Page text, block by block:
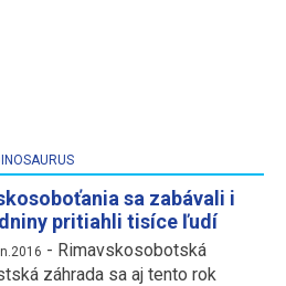
sa zabávali i
pritiahli tisíce ľudí
- Rimavskosobotská
záhrada sa aj tento rok